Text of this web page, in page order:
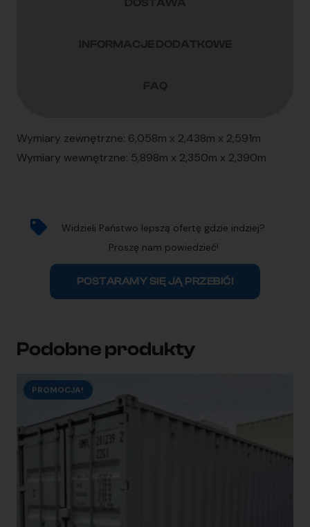
Wymiary zewnętrzne: 6,058m x 2,438m x 2,591m
Wymiary wewnętrzne: 5,898m x 2,350m x 2,390m
Widzieli Państwo lepszą ofertę gdzie indziej?
Proszę nam powiedzieć!
POSTARAMY SIĘ JĄ PRZEBIĆ!
Podobne produkty
PROMOCJA!